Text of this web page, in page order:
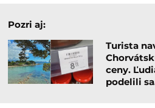
Pozri aj:
Turista
ceny.
podelili